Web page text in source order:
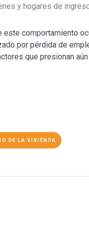
y hogares de
este comportamiento
por pérdida de
que presionan
DE LA VIVIENDA